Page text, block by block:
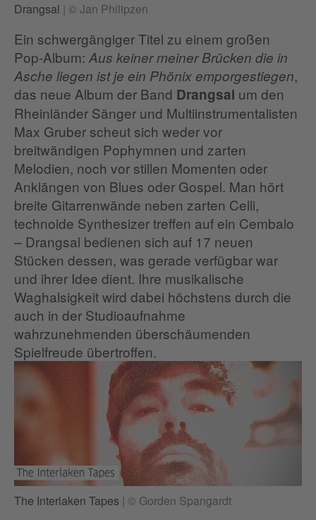
Drangsal | © Jan Philipzen
Ein schwergängiger Titel zu einem großen
Pop-Album:Aus keiner meiner Brücken die in
Asche liegen ist je ein Phönix emporgestiegen,
das neue Album der Band Drangsal um den
Rheinländer Sänger und Multiinstrumentalisten
Max Gruber scheut sich weder vor
breitwändigen Pophymnen und zarten
Melodien, noch vor stillen Momenten oder
Anklängen von Blues oder Gospel. Man hört
breite Gitarrenwände neben zarten Celli,
technoide Synthesizer treffen auf ein Cembalo
– Drangsal bedienen sich auf 17 neuen
Stücken dessen, was gerade verfügbar war
und ihrer Idee dient. Ihre musikalische
Waghalsigkeit wird dabei höchstens durch die
auch in der Studioaufnahme
wahrzunehmenden überschäumenden
Spielfreude übertroffen.
The Interlaken Tapes | © Gorden Spangardt